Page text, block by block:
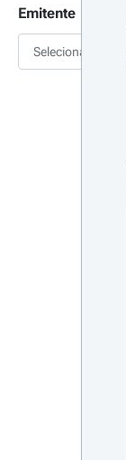
Emitente
Selecionar